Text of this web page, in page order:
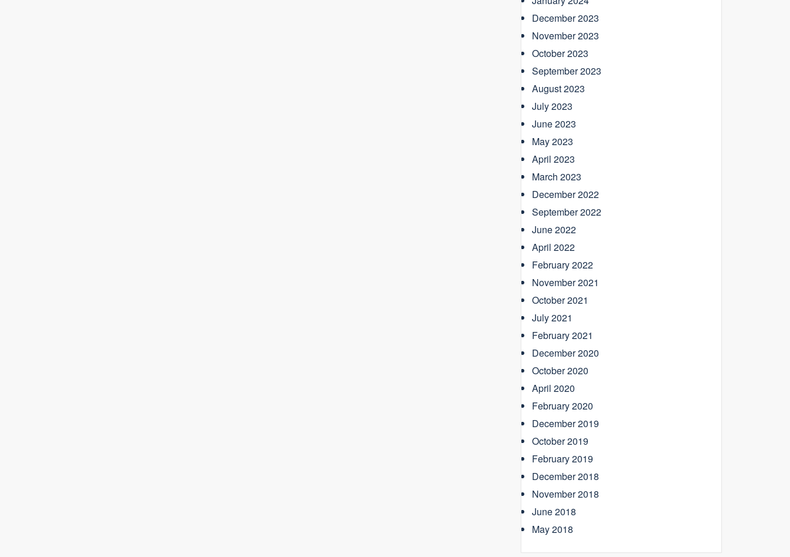
December 2023
November 2023
October 2023
September 2023
August 2023
July 2023
June 2023
May 2023
April 2023
March 2023
December 2022
September 2022
June 2022
April 2022
February 2022
November 2021
October 2021
July 2021
February 2021
December 2020
October 2020
April 2020
February 2020
December 2019
October 2019
February 2019
December 2018
November 2018
June 2018
May 2018